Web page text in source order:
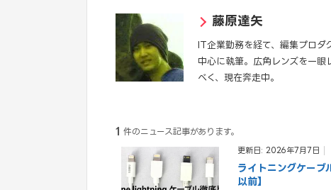
藤原達矢
IT企業勤務を経て、編集プロダ
中心に執筆。広角レンズを一眼
べく、現在奔走中。
1 件のニュース記事があります。
更新日: 2026年7月7日
ライトニングケー
以前】